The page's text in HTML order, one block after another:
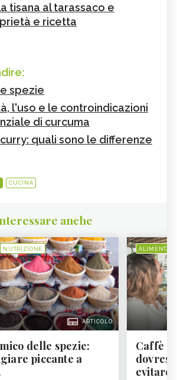
tisana al tarassaco e
e ricetta
spezie
l'uso e le controindicazioni
di curcuma
quali sono le differenze
CUCINA
anche
NUTRIZIONE
ARTICOLO
delle spezie:
piccante a
Caffè
evitare